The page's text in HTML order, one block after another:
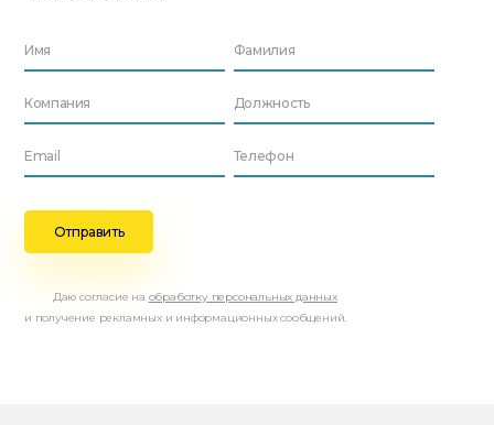
Даю согласие на обработку персональных данных
и получение рекламных и информационных сообщений.